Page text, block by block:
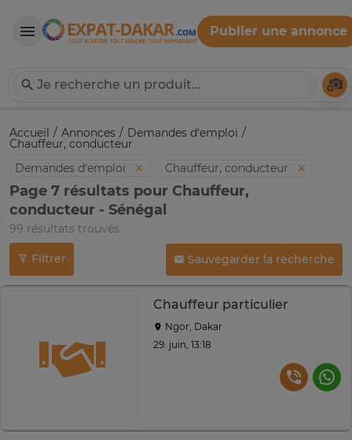
Expat-Dakar
Publier une annonce
Accueil Annonces Demandes d’emploi
Chauffeur, conducteur
Demandes d’emploi
Chauffeur, conducteur
Page 7 résultats pour Chauffeur,
conducteur - Sénégal
99 résultats trouvés
Filtrer Sauvegarder la recherche
Chauffeur particulier
Ngor, Dakar
29. juin, 13:18